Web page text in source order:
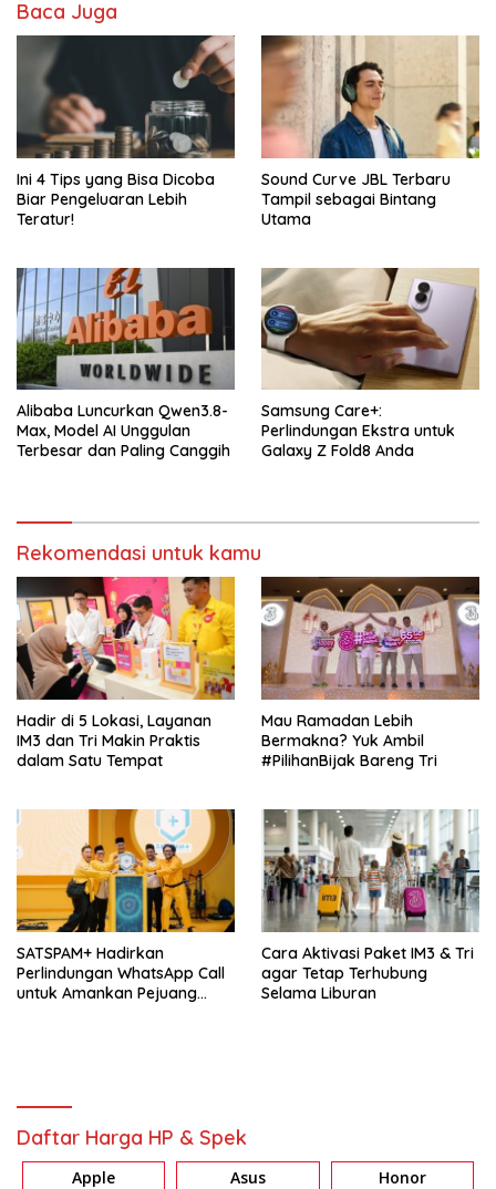
Baca Juga
Ini 4 Tips yang Bisa Dicoba
Biar Pengeluaran Lebih
Teratur!
Sound Curve JBL Terbaru
Tampil sebagai Bintang
Utama
Alibaba Luncurkan Qwen3.8-
Max, Model AI Unggulan
Terbesar dan Paling Canggih
Samsung Care+:
Perlindungan Ekstra untuk
Galaxy Z Fold8 Anda
Rekomendasi untuk kamu
Hadir di 5 Lokasi, Layanan
IM3 dan Tri Makin Praktis
dalam Satu Tempat
Mau Ramadan Lebih
Bermakna? Yuk Ambil
#PilihanBijak Bareng Tri
SATSPAM+ Hadirkan
Perlindungan WhatsApp Call
untuk Amankan Pejuang
Cara Aktivasi Paket IM3 & Tri
agar Tetap Terhubung
Selama Liburan
Daftar Harga HP & Spek
Apple Asus Honor